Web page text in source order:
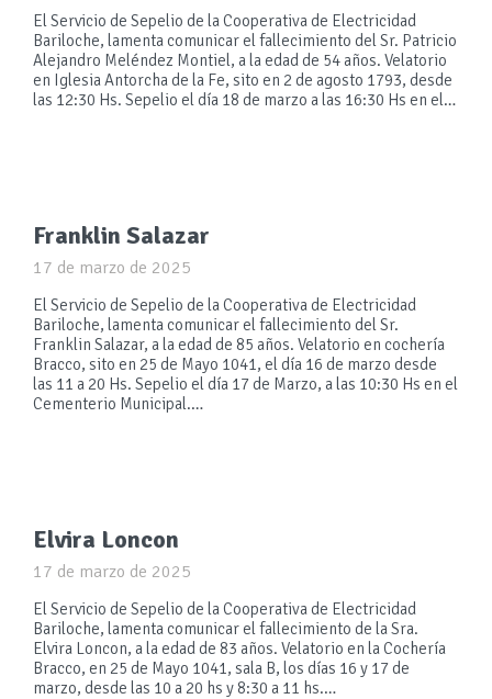
El Servicio de Sepelio de la Cooperativa de Electricidad
Bariloche, lamenta comunicar el fallecimiento del Sr. Patricio
Alejandro Meléndez Montiel, a la edad de 54 años. Velatorio
en Iglesia Antorcha de la Fe, sito en 2 de agosto 1793, desde
las 12:30 Hs. Sepelio el día 18 de marzo a las 16:30 Hs en el…
Franklin Salazar
17 de marzo de 2025
El Servicio de Sepelio de la Cooperativa de Electricidad
Bariloche, lamenta comunicar el fallecimiento del Sr.
Franklin Salazar, a la edad de 85 años. Velatorio en cochería
Bracco, sito en 25 de Mayo 1041, el día 16 de marzo desde
las 11 a 20 Hs. Sepelio el día 17 de Marzo, a las 10:30 Hs en el
Cementerio Municipal.…
Elvira Loncon
17 de marzo de 2025
El Servicio de Sepelio de la Cooperativa de Electricidad
Bariloche, lamenta comunicar el fallecimiento de la Sra.
Elvira Loncon, a la edad de 83 años. Velatorio en la Cochería
Bracco, en 25 de Mayo 1041, sala B, los días 16 y 17 de
marzo, desde las 10 a 20 hs y 8:30 a 11 hs.…